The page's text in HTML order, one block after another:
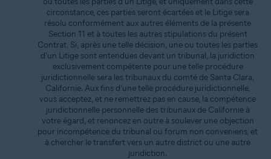
circonstance, ces parties seront écartées et le Litige sera
résolu conformément aux autres éléments de la présente
Section 11 et à toutes les autres stipulations du présent
Contrat. Si, après une telle décision, une ou toutes les parties
d'un Litige sont entendues devant un tribunal, la juridiction
exclusivement compétente pour une telle procédure
juridictionnelle sera les tribunaux du comté de Santa Clara,
Californie. Aux fins d’une telle procédure juridictionnelle,
vous acceptez, et ne remettrez pas en cause, la compétence
juridictionnelle personnelle des tribunaux de Californie à
votre égard, et renoncez en outre à soulever une objection
pour incompétence du tribunal ou forum non conveniens, et
à chercher le transfert vers un autre district ou une autre
juridiction.